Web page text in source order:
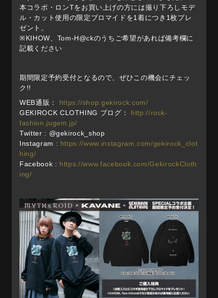
本コラボ・ロンTをお買い上げの方には撮り下ろしモデ
ル・カット使用の限定ブロマイドを1着につき1枚プレ
ゼント。
※KIHOW、Tom-H@ckのうちご希望があれば備考欄に
記載ください
期間限定予約受付となるので、ぜひこの機会にチェッ
ク!!
WEB通販： https://shop.gekirock.com/
GEKIROCK CLOTHING ブログ： http://rock-
fashion.jugem.jp/
Twitter : @gekirock_shop
Instagram : https://www.instagram.com/gekirock_clot
hing/
Facebook : https://www.facebook.com/GekirockCloth
ing/